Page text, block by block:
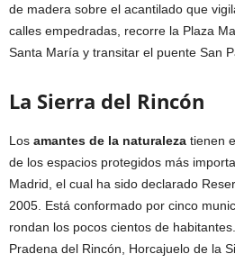
de madera sobre el acantilado que
calles empedradas, recorre la Plaza
Santa María y transitar el puente San
La Sierra del Rincón
Los amantes de la naturaleza tienen
de los espacios protegidos más
Madrid, el cual ha sido declarado
2005. Está conformado por cinco
rondan los pocos cientos de
Pradena del Rincón, Horcajuelo de la